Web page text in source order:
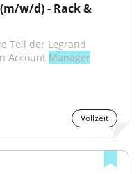
(m/w/d) - Rack &
Teil der Legrand
Account Manager
Vollzeit